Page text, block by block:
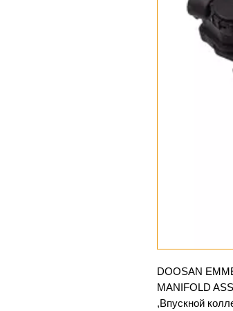
DOOSAN
MANIFOLD
,Впускной